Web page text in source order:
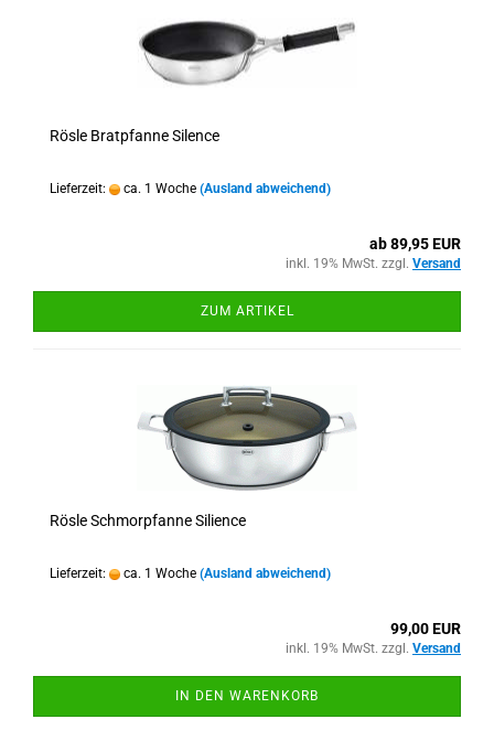
Rösle Bratpfanne Silence
Lieferzeit: ca. 1 Woche (Ausland abweichend)
ab 89,95 EUR
inkl. 19% MwSt. zzgl. Versand
ZUM ARTIKEL
Rösle Schmorpfanne Silience
Lieferzeit: ca. 1 Woche (Ausland abweichend)
99,00 EUR
inkl. 19% MwSt. zzgl. Versand
IN DEN WARENKORB